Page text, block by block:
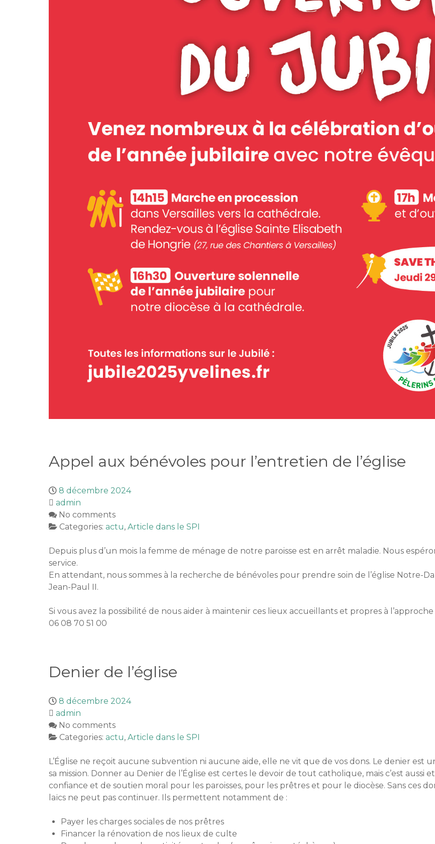
Appel aux bénévoles pour l’entretien de l’église
8 décembre 2024
admin
No comments
Categories: actu, Article dans le SPI
Depuis plus d’un mois la femme de ménage de notre paroisse est en arrêt maladie. Nous
service.
En attendant, nous sommes à la recherche de bénévoles pour prendre soin de l’église Notre-
Jean-Paul II.
Si vous avez la possibilité de nous aider à maintenir ces lieux accueillants et propres à
06 08 70 51 00
Denier de l’église
8 décembre 2024
admin
No comments
Categories: actu, Article dans le SPI
L’Église ne reçoit aucune subvention ni aucune aide, elle ne vit que de vos dons. Le denier est
sa mission. Donner au Denier de l’Église est certes le devoir de tout catholique, mais c’est
confiance et de soutien moral pour les paroisses, pour les prêtres et pour le diocèse. Sans ces
laïcs ne peut pas continuer. Ils permettent notamment de :
Payer les charges sociales de nos prêtres
Financer la rénovation de nos lieux de culte